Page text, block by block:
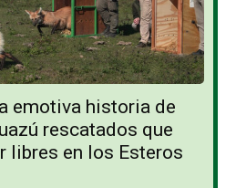
emotiva historia de
rescatados que
libres en los Esteros